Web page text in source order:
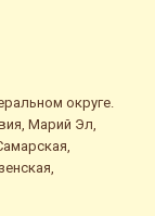
округе.
Марий Эл,